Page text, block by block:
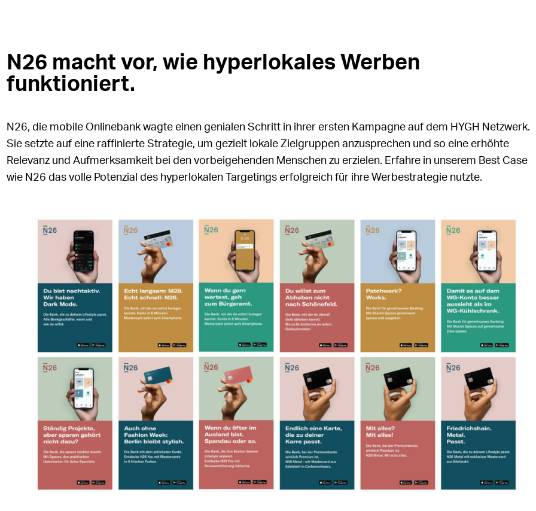
N26 macht vor, wie hyperlokales Werben
funktioniert.
N26, die mobile Onlinebank wagte einen genialen Schritt in ihrer ersten Kampagne auf dem HYGH Netzwerk.
Sie setzte auf eine raffinierte Strategie, um gezielt lokale Zielgruppen anzusprechen und so eine erhöhte
Relevanz und Aufmerksamkeit bei den vorbeigehenden Menschen zu erzielen. Erfahre in unserem Best Case
wie N26 das volle Potenzial des hyperlokalen Targetings erfolgreich für ihre Werbestrategie nutzte.